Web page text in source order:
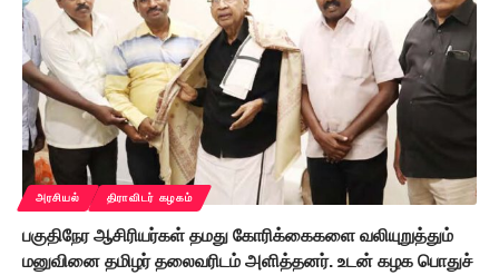
அரசியல் திராவிடர் கழகம்
பகுதிநேர ஆசிரியர்கள் தமது கோரிக்கைகளை வலியுறுத்தும்
மனுவினை தமிழர் தலைவரிடம் அளித்தனர். உடன் கழக பொதுச்